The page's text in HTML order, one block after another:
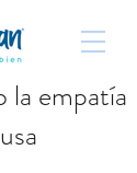
la empatía